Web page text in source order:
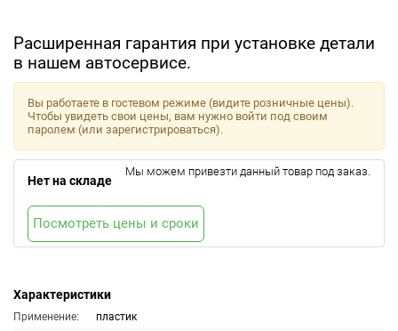
Расширенная гарантия при установке детали
в нашем автосервисе.
Характеристики
Применение:
пластик
Вы работаете в гостевом режиме (видите розничные цены).
Чтобы увидеть свои цены, вам нужно войти под своим
паролем (или зарегистрироваться).
Нет на складе
Мы можем привезти данный товар под заказ.
Посмотреть цены и сроки